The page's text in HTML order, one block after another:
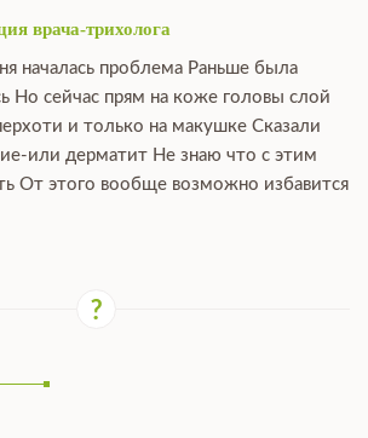
врача-трихолога
началась проблема Раньше была
Но сейчас прям на коже головы слой
и только на макушке Сказали
или дерматит Не знаю что с этим
От этого вообще возможно избавится